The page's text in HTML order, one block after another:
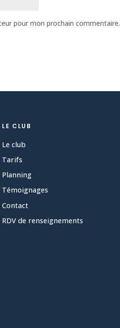
pour mon prochain commentaire.
LE CLUB
Le club
Tarifs
Planning
Témoignages
Contact
RDV de renseignements